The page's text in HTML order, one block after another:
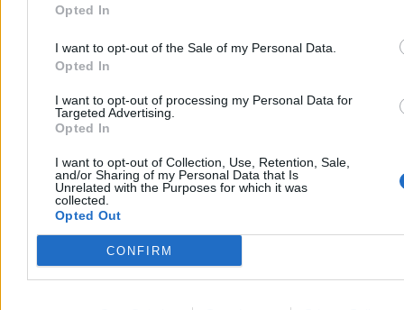
Opted In
I want to opt-out of the Sale of my Personal Data.
Opted In
I want to opt-out of processing my Personal Data for
Targeted Advertising.
Opted In
I want to opt-out of Collection, Use, Retention, Sale,
and/or Sharing of my Personal Data that Is
Unrelated with the Purposes for which it was
collected.
Opted Out
CONFIRM